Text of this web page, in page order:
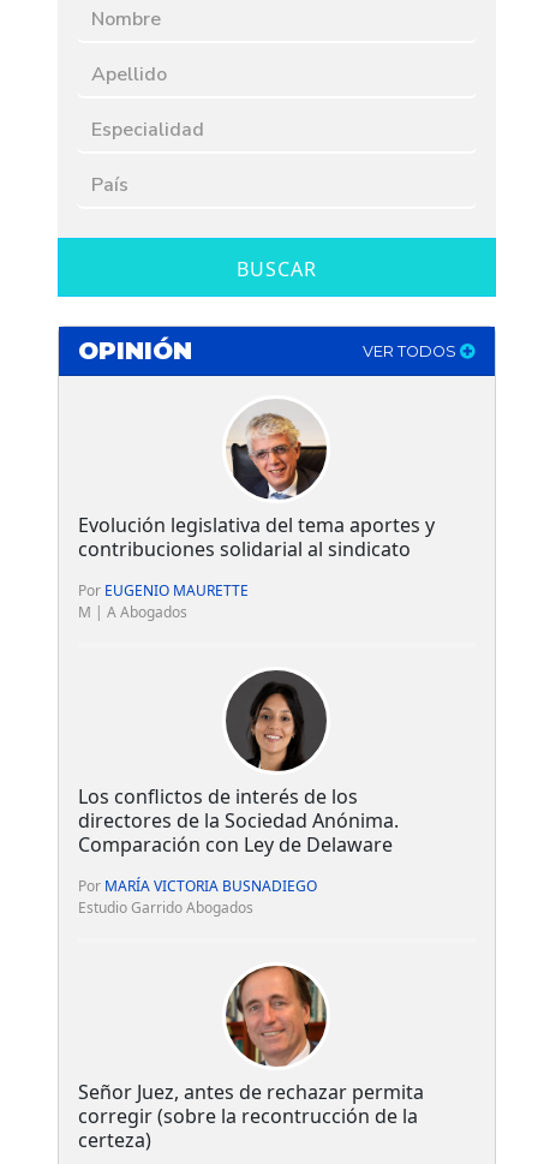
BUSCAR
OPINIÓN VER TODOS
Evolución legislativa del tema aportes y
contribuciones solidarial al sindicato
Por EUGENIO MAURETTE
M | A Abogados
Los conflictos de interés de los
directores de la Sociedad Anónima.
Comparación con Ley de Delaware
Por MARÍA VICTORIA BUSNADIEGO
Estudio Garrido Abogados
Señor Juez, antes de rechazar permita
corregir (sobre la recontrucción de la
certeza)